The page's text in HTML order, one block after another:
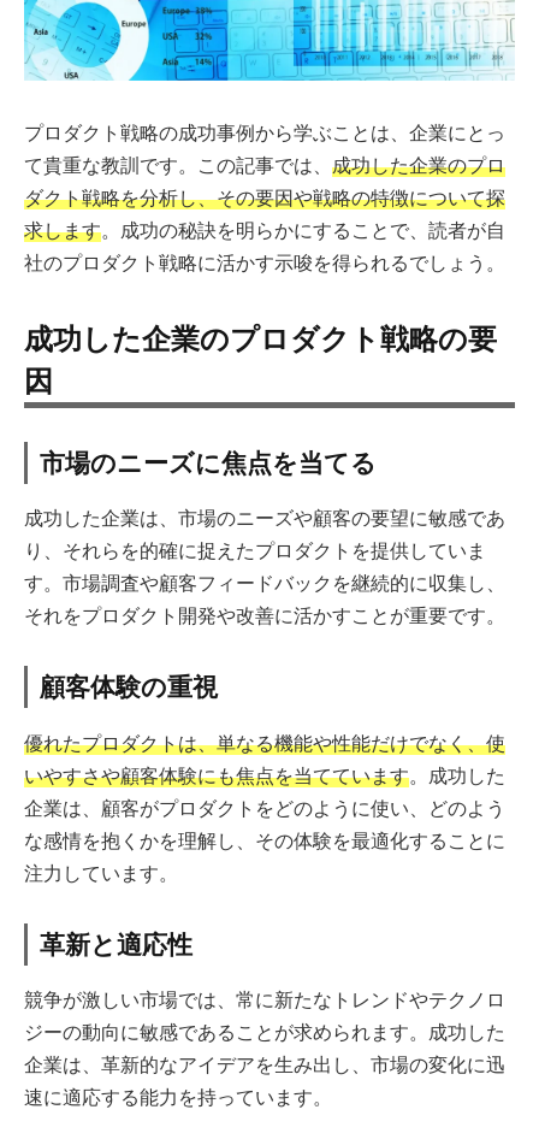
プロダクト戦略の成功事例から学ぶことは、企業にとっ
て貴重な教訓です。この記事では、 成功した企業のプロ
ダクト戦略を分析し、その要因や戦略の特徴について探
求します。成功の秘訣を明らかにすることで、読者が自
社のプロダクト戦略に活かす示唆を得られるでしょう。
成功した企業のプロダクト戦略の要
因
市場のニーズに焦点を当てる
成功した企業は、市場のニーズや顧客の要望に敏感であ
り、それらを的確に捉えたプロダクトを提供していま
す。市場調査や顧客フィードバックを継続的に収集し、
それをプロダクト開発や改善に活かすことが重要です。
顧客体験の重視
優れたプロダクトは、単なる機能や性能だけでなく、使
いやすさや顧客体験にも焦点を当てています。成功した
企業は、顧客がプロダクトをどのように使い、どのよう
な感情を抱くかを理解し、その体験を最適化することに
注力しています。
革新と適応性
競争が激しい市場では、常に新たなトレンドやテクノロ
ジーの動向に敏感であることが求められます。成功した
企業は、革新的なアイデアを生み出し、市場の変化に迅
速に適応する能力を持っています。